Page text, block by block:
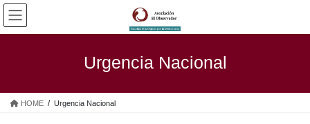
Saltar
contenido
Saltar
la
Urgencia Nacional
HOME Urgencia Nacional